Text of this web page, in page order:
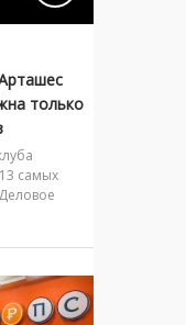
только
самых